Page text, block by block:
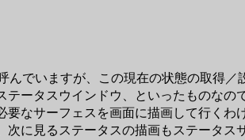
んでいますが、この現在の状態の取得
ータスウインドウ、といったものなの
なサーフェスを画面に描画して行くわ
に見るステータスの描画もステータス